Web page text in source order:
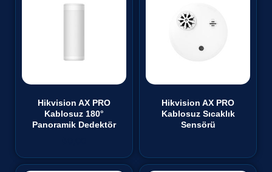
Hikvision AX PRO
Kablosuz 180°
Panoramik Dedektör
Hikvision AX PRO
Kablosuz Sıcaklık
Sensörü